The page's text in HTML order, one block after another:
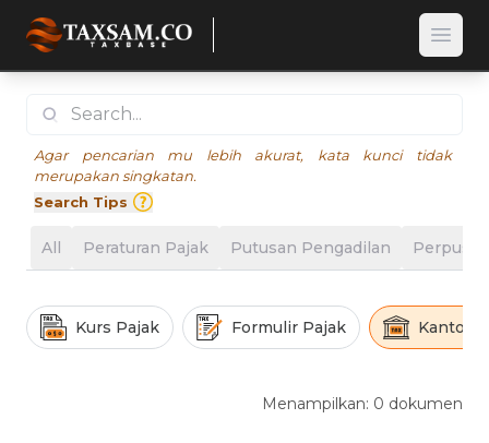
Agar pencarian mu lebih akurat, kata kunci tidak
merupakan singkatan.
Search Tips
All Peraturan Pajak Putusan Pengadilan
Kurs Pajak Formulir Pajak Kantor
Menampilkan: 0 dokumen